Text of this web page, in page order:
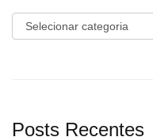
Categorias
Posts Recentes